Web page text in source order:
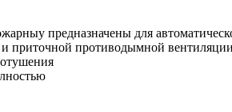
предназначены для
приточной противодымной